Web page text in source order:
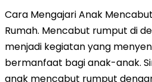
Cara Mengajari Anak
Rumah. Mencabut rumput di
menjadi kegiatan yang
bermanfaat bagi anak-anak.
anak mencabut rumput